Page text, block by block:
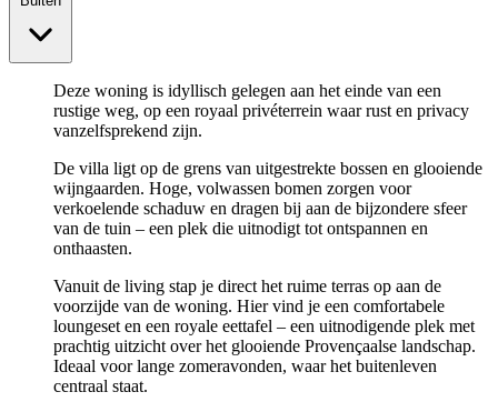
Deze woning is idyllisch gelegen aan het einde van een
rustige weg, op een royaal privéterrein waar rust en privacy
vanzelfsprekend zijn.
De villa ligt op de grens van uitgestrekte bossen en glooiende
wijngaarden. Hoge, volwassen bomen zorgen voor
verkoelende schaduw en dragen bij aan de bijzondere sfeer
van de tuin – een plek die uitnodigt tot ontspannen en
onthaasten.
Vanuit de living stap je direct het ruime terras op aan de
voorzijde van de woning. Hier vind je een comfortabele
loungeset en een royale eettafel – een uitnodigende plek met
prachtig uitzicht over het glooiende Provençaalse landschap.
Ideaal voor lange zomeravonden, waar het buitenleven
centraal staat.